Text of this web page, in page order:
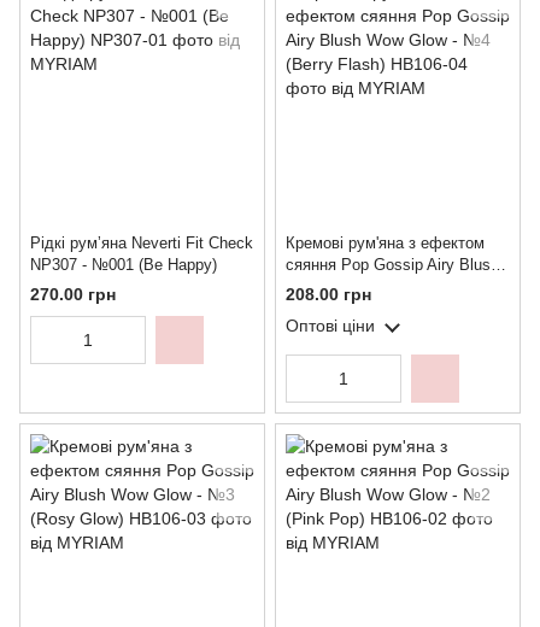
Рідкі румʼяна Neverti Fit Check
NP307 - №001 (Be Happy)
270.00 грн
Кремові рум'яна з ефектом
сяяння Pop Gossip Airy Blush
Wow Glow - №4 (Berry Flash)
208.00 грн
Оптові ціни